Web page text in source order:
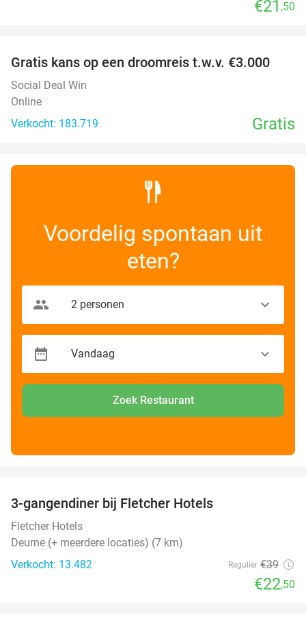
€21 ,50
Gratis kans op een droomreis t.w.v. €3.000
Social Deal Win
Online
Verkocht: 183.719
Gratis
Voordelig spontaan uit
eten?
Zoek Restaurant
3-gangendiner bij Fletcher Hotels
Fletcher Hotels
Deurne (+ meerdere locaties) (7 km)
Verkocht: 13.482
Regulier €39
€22,50